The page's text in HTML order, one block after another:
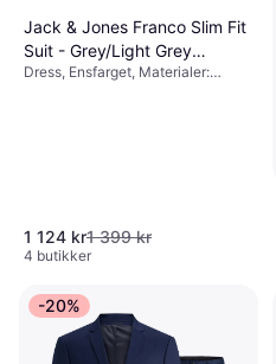
Jack & Jones Franco Slim Fit
Suit - Grey/Light Grey
Melange
Dress, Ensfarget, Materialer:
1 124 kr1 399 kr
4 butikker
-20%